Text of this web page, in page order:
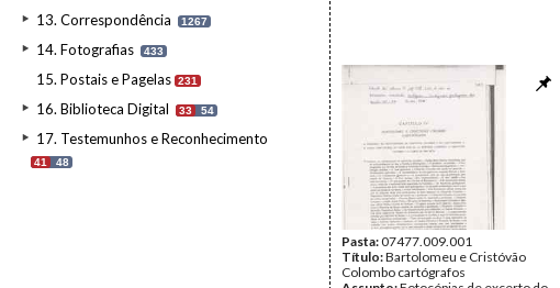
13. Correspondência 1267
14. Fotografias 433
15. Postais e Pagelas 231
16. Biblioteca Digital 33 54
17. Testemunhos e Reconhecimento
41 48
Pasta:07477.009.001
Título:Bartolomeu e Cristóvão
Colombo cartógrafos